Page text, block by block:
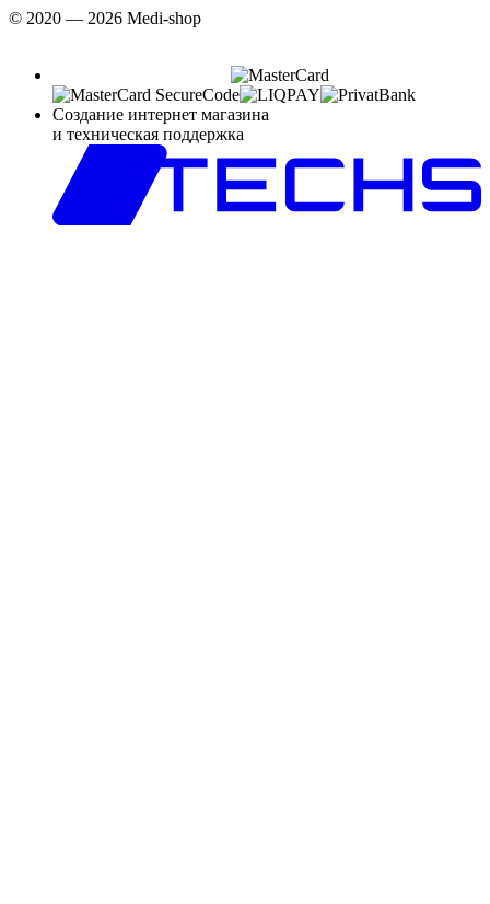
© 2020 — 2026 Medi-shop
Создание интернет магазина
и техническая поддержка